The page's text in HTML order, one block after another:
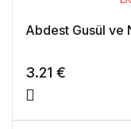
Abdest Gusül ve
3.21 €